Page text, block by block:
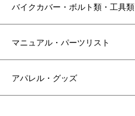
バイクカバー・ボルト類・工具類
マニュアル・パーツリスト
アパレル・グッズ